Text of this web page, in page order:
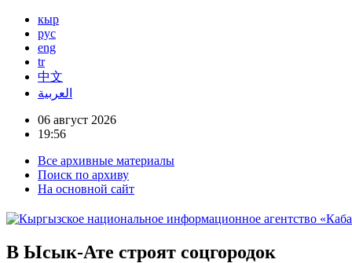
кыр
рус
eng
tr
中文
العربية
06 август 2026
19:56
Все архивные материалы
Поиск по архиву
На основной сайт
В Ысык-Ате строят соцгородок